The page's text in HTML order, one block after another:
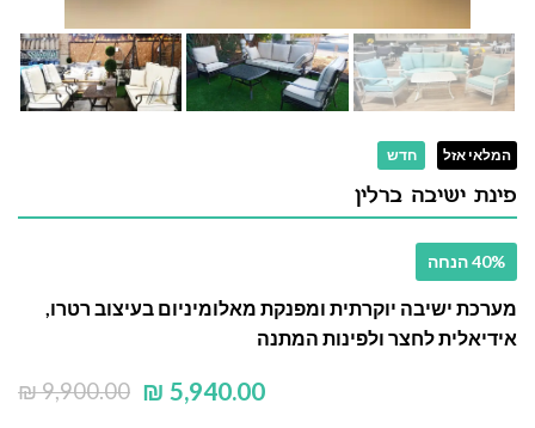
המלאי אזל חדש
פינת ישיבה ברלין
40% הנחה
מערכת ישיבה יוקרתית ומפנקת מאלומיניום בעיצוב רטרו,
אידיאלית לחצר ולפינות המתנה
₪9,900.00 ₪ 5,940.00